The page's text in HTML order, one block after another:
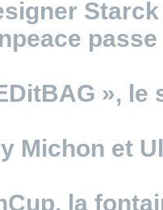
», le
Michon et
la